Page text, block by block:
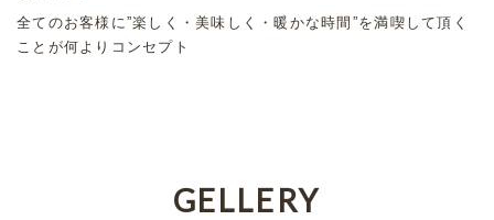
全てのお客様に”楽しく・美味しく・暖かな時間”を満喫して頂く
ことが何よりコンセプト
GELLERY